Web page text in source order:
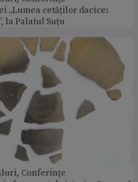
„Lumea cetăților dacice:
la Palatul Suțu
Conferințe